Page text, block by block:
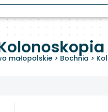
małopolskie> Bochnia >